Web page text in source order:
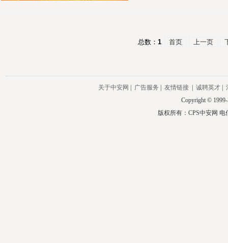
总数： 1 首页 上一页
关于中安网 广告服务 友情链接 诚聘英才
Copyright © 1999-
版权所有：CPS中安网 电